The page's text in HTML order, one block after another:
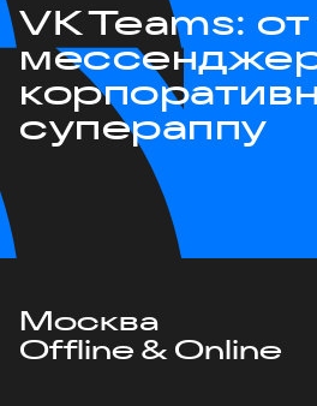
VK Teams: от
супераппу
Москва
Offline & Online